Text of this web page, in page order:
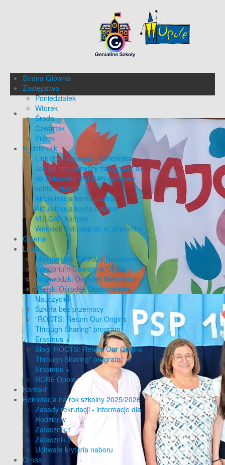
Strona Główna
Zastępstwa
Poniedziałek
Wtorek
Środa
Czwartek
Piątek
E_dziennik
Link do Logowania eDziennika
Jak po raz pierwszy zalogować się
do Dziennika VULCAN na nowe
konto szkolne
Aktualizacja konta ucznia
Aktualizacja konta rodzica
VULCAN kontakt
Wniosek o dostęp do e_dziennika
Galeria
Linki
Ministerstwo Edukacji Narodowej
Kuratorium Oświaty w Opolu
Wojewódzki Ośrodek Metodyczny
Miejski Ośrodek Doskonalenia
Nauczycieli
Szkoła bez przemocy
"ROOTS: Return Our Origins
Through Sharing” program
Erasmus +
Blog "ROOTS: Return Our Origins
Through Sharing” program
Erasmus +
RCRE Opole
Kontakt
Rekrutacja na rok szkolny 2025/2026
Zasady rekrutacji - informacje dla
Rodziców
Załacznik 1
Załacznik 2
Uchwała kryteria naboru
O nas